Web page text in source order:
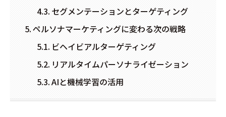
セグメンテーションとターゲティング
ペルソナマーケティングに変わる次の戦略
ビヘイビアルターゲティング
リアルタイムパーソナライゼーション
AIと機械学習の活用